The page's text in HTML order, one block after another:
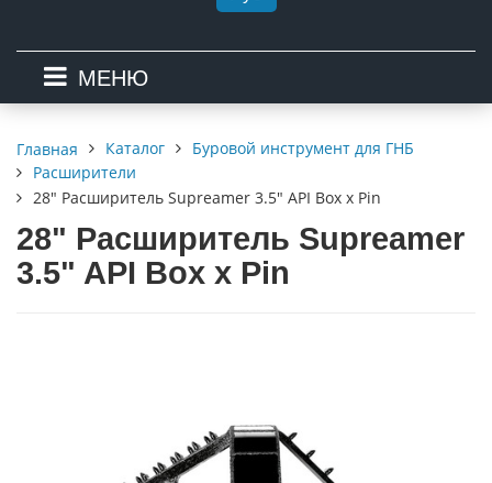
МЕНЮ
Главная Каталог
Буровой инструмент для ГНБ
Расширители
28" Расширитель Supreamer 3.5" API Box x Pin
28" Расширитель Supreamer
3.5" API Box x Pin